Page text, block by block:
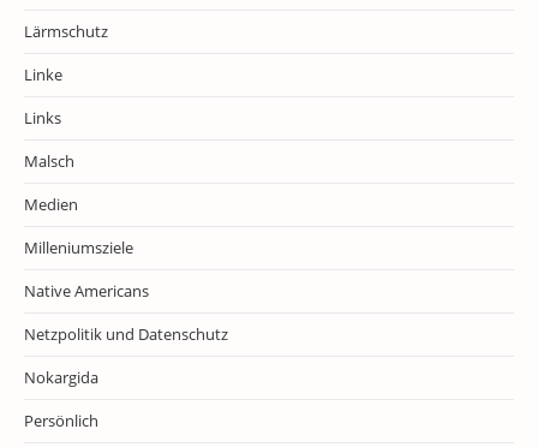
Lärmschutz
Linke
Links
Malsch
Medien
Milleniumsziele
Native Americans
Netzpolitik und Datenschutz
Nokargida
Persönlich